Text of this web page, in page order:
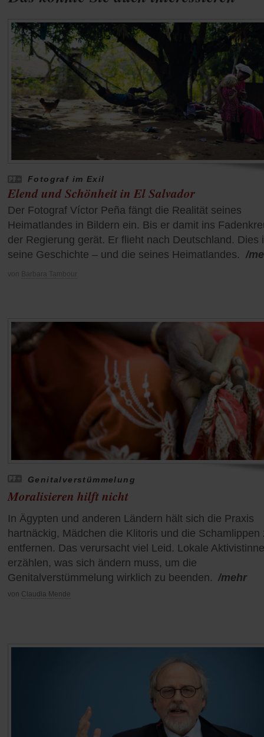
Fotograf im Exil
Elend und Schönheit in El Salvador
Der Fotograf Víctor Peña fängt die Realität seines
Heimatlandes in Bildern ein. Bis er damit ins
der Regierung gerät. Er flieht nach Deutschland. Dies
seine Geschichte – und die seines Heimatlandes. /
von Barbara Tambour
Genitalverstümmelung
Moralisieren hilft nicht
In Ägypten und anderen Ländern hält sich die Praxis
hartnäckig, Mädchen die Klitoris und die Schamlippen
entfernen. Das verursacht viel Leid. Lokale
erzählen, was sich ändern muss, um die
Genitalverstümmelung wirklich zu beenden. /mehr
von Claudia Mende